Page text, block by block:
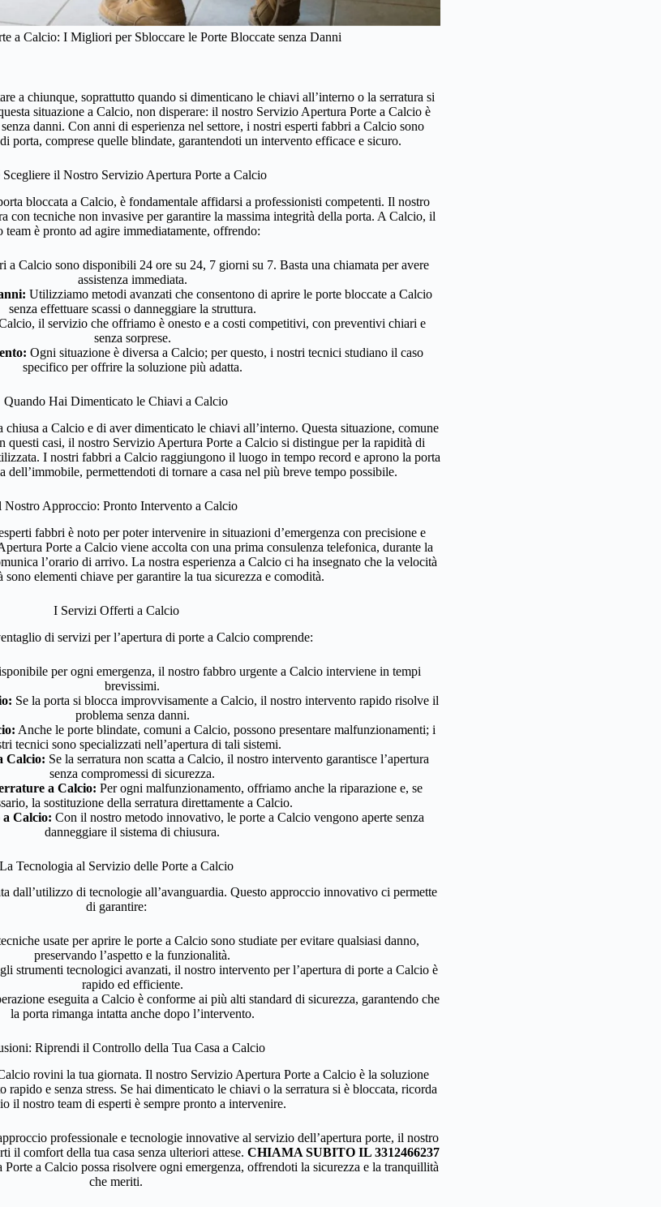
a Calcio: I Migliori per Sbloccare le Porte Bloccate senza Danni
a chiunque, soprattutto quando si dimenticano le chiavi all’interno o la serratura si
situazione a Calcio, non disperare: il nostro Servizio Apertura Porte a Calcio è
danni. Con anni di esperienza nel settore, i nostri esperti fabbri a Calcio sono
porta, comprese quelle blindate, garantendoti un intervento efficace e sicuro.
Scegliere il Nostro Servizio Apertura Porte a Calcio
bloccata a Calcio, è fondamentale affidarsi a professionisti competenti. Il nostro
con tecniche non invasive per garantire la massima integrità della porta. A Calcio, il
team è pronto ad agire immediatamente, offrendo:
a Calcio sono disponibili 24 ore su 24, 7 giorni su 7. Basta una chiamata per avere
assistenza immediata.
Utilizziamo metodi avanzati che consentono di aprire le porte bloccate a Calcio
senza effettuare scassi o danneggiare la struttura.
il servizio che offriamo è onesto e a costi competitivi, con preventivi chiari e
senza sorprese.
Ogni situazione è diversa a Calcio; per questo, i nostri tecnici studiano il caso
specifico per offrire la soluzione più adatta.
Quando Hai Dimenticato le Chiavi a Calcio
a Calcio e di aver dimenticato le chiavi all’interno. Questa situazione, comune
questi casi, il nostro Servizio Apertura Porte a Calcio si distingue per la rapidità di
I nostri fabbri a Calcio raggiungono il luogo in tempo record e aprono la porta
dell’immobile, permettendoti di tornare a casa nel più breve tempo possibile.
Nostro Approccio: Pronto Intervento a Calcio
fabbri è noto per poter intervenire in situazioni d’emergenza con precisione e
Porte a Calcio viene accolta con una prima consulenza telefonica, durante la
l’orario di arrivo. La nostra esperienza a Calcio ci ha insegnato che la velocità
sono elementi chiave per garantire la tua sicurezza e comodità.
I Servizi Offerti a Calcio
di servizi per l’apertura di porte a Calcio comprende:
per ogni emergenza, il nostro fabbro urgente a Calcio interviene in tempi
brevissimi.
Se la porta si blocca improvvisamente a Calcio, il nostro intervento rapido risolve il
problema senza danni.
Anche le porte blindate, comuni a Calcio, possono presentare malfunzionamenti; i
tecnici sono specializzati nell’apertura di tali sistemi.
Calcio: Se la serratura non scatta a Calcio, il nostro intervento garantisce l’apertura
senza compromessi di sicurezza.
a Calcio: Per ogni malfunzionamento, offriamo anche la riparazione e, se
la sostituzione della serratura direttamente a Calcio.
a Calcio: Con il nostro metodo innovativo, le porte a Calcio vengono aperte senza
danneggiare il sistema di chiusura.
La Tecnologia al Servizio delle Porte a Calcio
dall’utilizzo di tecnologie all’avanguardia. Questo approccio innovativo ci permette
di garantire:
usate per aprire le porte a Calcio sono studiate per evitare qualsiasi danno,
preservando l’aspetto e la funzionalità.
strumenti tecnologici avanzati, il nostro intervento per l’apertura di porte a Calcio è
rapido ed efficiente.
eseguita a Calcio è conforme ai più alti standard di sicurezza, garantendo che
la porta rimanga intatta anche dopo l’intervento.
Riprendi il Controllo della Tua Casa a Calcio
rovini la tua giornata. Il nostro Servizio Apertura Porte a Calcio è la soluzione
e senza stress. Se hai dimenticato le chiavi o la serratura si è bloccata, ricorda
il nostro team di esperti è sempre pronto a intervenire.
professionale e tecnologie innovative al servizio dell’apertura porte, il nostro
il comfort della tua casa senza ulteriori attese. CHIAMA SUBITO IL 3312466237
a Calcio possa risolvere ogni emergenza, offrendoti la sicurezza e la tranquillità
che meriti.